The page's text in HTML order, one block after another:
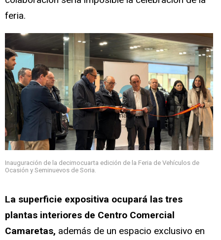
feria.
Inauguración de la decimocuarta edición de la Feria de Vehículos de
Ocasión y Seminuevos de Soria.
La superficie expositiva ocupará las tres
plantas interiores de Centro Comercial
Camaretas, además de un espacio exclusivo en